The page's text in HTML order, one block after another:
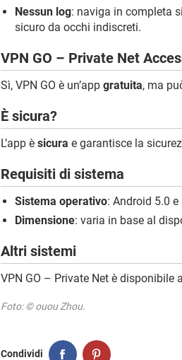
Nessun log: naviga in completa
sicuro da occhi indiscreti.
VPN GO – Private Net
Sì, VPN GO è un’app gratuita, ma
È sicura?
L’app è sicura e garantisce la
Requisiti di sistema
Sistema operativo: Android 5.0
Dimensione: varia in base al
Altri sistemi
VPN GO – Private Net è disponibile
Foto: © ouou Zhou.
Condividi